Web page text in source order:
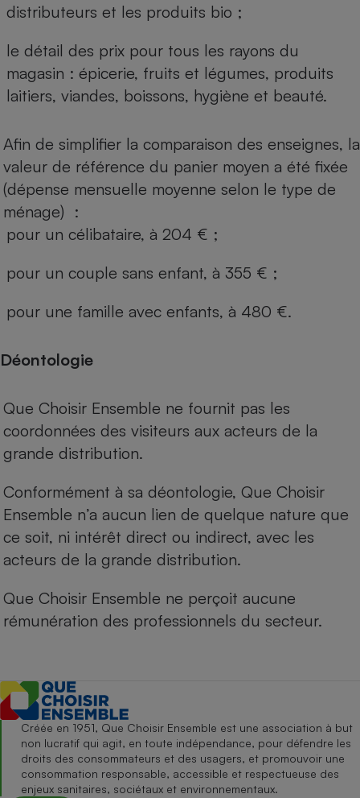
distributeurs et les produits bio ;
le détail des prix pour tous les rayons du
magasin : épicerie, fruits et légumes, produits
laitiers, viandes, boissons, hygiène et beauté.
Afin de simplifier la comparaison des enseignes, la
valeur de référence du panier moyen a été fixée
(dépense mensuelle moyenne selon le type de
ménage) :
pour un célibataire, à 204 € ;
pour un couple sans enfant, à 355 € ;
pour une famille avec enfants, à 480 €.
Déontologie
Que Choisir Ensemble ne fournit pas les
coordonnées des visiteurs aux acteurs de la
grande distribution.
Conformément à sa déontologie, Que Choisir
Ensemble n’a aucun lien de quelque nature que
ce soit, ni intérêt direct ou indirect, avec les
acteurs de la grande distribution.
Que Choisir Ensemble ne perçoit aucune
rémunération des professionnels du secteur.
Créée en 1951, Que Choisir Ensemble est une association à but
non lucratif qui agit, en toute indépendance, pour défendre les
droits des consommateurs et des usagers, et promouvoir une
consommation responsable, accessible et respectueuse des
enjeux sanitaires, sociétaux et environnementaux.